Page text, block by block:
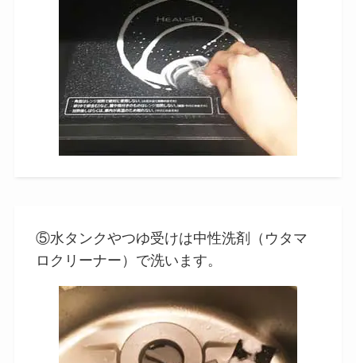
⑤水タンクやつゆ受けは中性洗剤（ウタマ
ロクリーナー）で洗います。